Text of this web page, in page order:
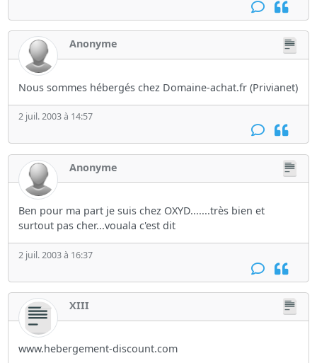
Anonyme
Nous sommes hébergés chez Domaine-achat.fr (Privianet)
2 juil. 2003 à 14:57
Anonyme
Ben pour ma part je suis chez OXYD.......très bien et
surtout pas cher...vouala c'est dit
2 juil. 2003 à 16:37
XIII
www.hebergement-discount.com